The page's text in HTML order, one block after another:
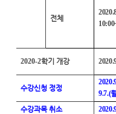
전체
2020-2학기 개강
수강신청 정정
9.7.(
수강과목 취소